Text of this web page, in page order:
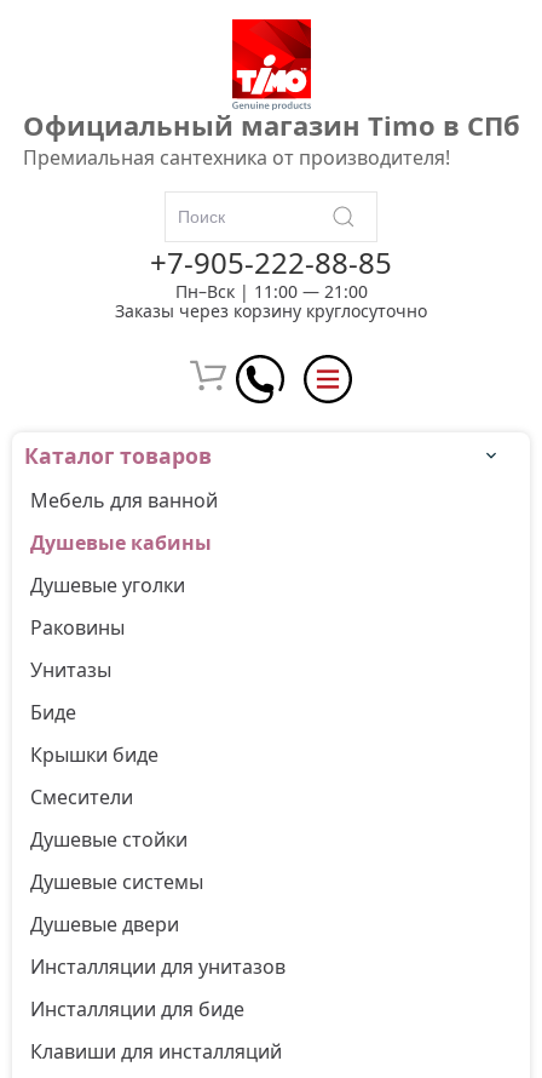
Официальный магазин Timo в СПб
Премиальная сантехника от производителя!
+7-905-222-88-85
Пн–Вск | 11:00 — 21:00
Заказы через корзину круглосуточно
Каталог товаров
Мебель для ванной
Душевые кабины
Душевые уголки
Раковины
Унитазы
Биде
Крышки биде
Смесители
Душевые стойки
Душевые системы
Душевые двери
Инсталляции для унитазов
Инсталляции для биде
Клавиши для инсталляций